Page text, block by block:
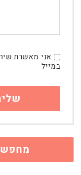
אני מאשרת
במייל